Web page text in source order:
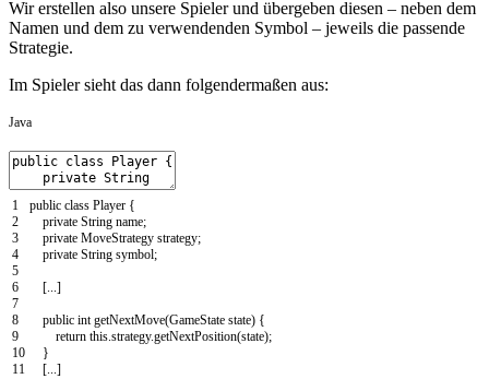
Wir erstellen also unsere Spieler und übergeben diesen – neben dem
Namen und dem zu verwendenden Symbol – jeweils die passende
Strategie.
Im Spieler sieht das dann folgendermaßen aus:
Java
1
2
3
4
5
6
7
8
9
10
11
public class Player {
private String name;
private MoveStrategy strategy;
private String symbol;
[...]
public int getNextMove(GameState state) {
return this.strategy.getNextPosition(state);
}
[...]